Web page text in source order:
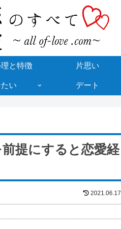
と特徴 片思い
い デート
提にすると恋愛経
2021.06.17